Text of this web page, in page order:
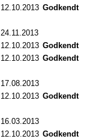
12.10.2013 Godkendt
24.11.2013
12.10.2013 Godkendt
12.10.2013 Godkendt
17.08.2013
12.10.2013 Godkendt
16.03.2013
12.10.2013 Godkendt